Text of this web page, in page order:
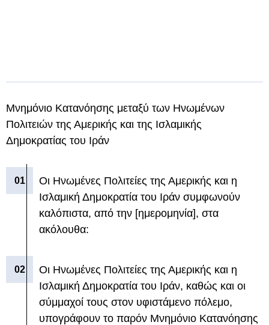
Μνημόνιο Κατανόησης μεταξύ των Ηνωμένων
Πολιτειών της Αμερικής και της Ισλαμικής
Δημοκρατίας του Ιράν
Οι Ηνωμένες Πολιτείες της Αμερικής και η
Ισλαμική Δημοκρατία του Ιράν συμφωνούν
καλόπιστα, από την [ημερομηνία], στα
ακόλουθα:
Οι Ηνωμένες Πολιτείες της Αμερικής και η
Ισλαμική Δημοκρατία του Ιράν, καθώς και οι
σύμμαχοί τους στον υφιστάμενο πόλεμο,
υπογράφουν το παρόν Μνημόνιο Κατανόησης